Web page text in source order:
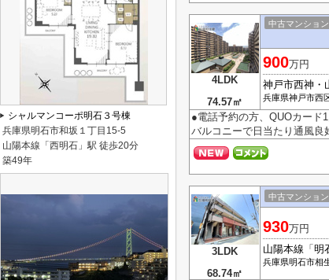
4LDK
74.57㎡
中古マンション
900万円
神戸市西神・
兵庫県神戸市西
●電話予約の方、QUOカード
バルコニーで日当たり通風
3LDK
68.74㎡
中古マンション
930万円
山陽本線 「 明
兵庫県明石市相
シャルマンコーポ明石３号棟
兵庫県明石市和坂１丁目15-5
山陽本線「西明石」駅 徒歩20分
築49年